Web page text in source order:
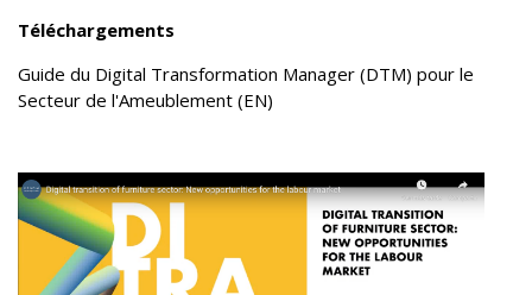
Téléchargements
Guide du Digital Transformation Manager (DTM) pour le
Secteur de l'Ameublement (EN)